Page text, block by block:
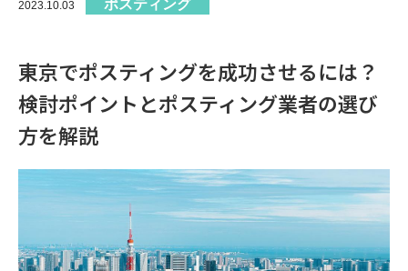
2023.10.03 ポスティング
東京でポスティングを成功させるには？
検討ポイントとポスティング業者の選び
方を解説